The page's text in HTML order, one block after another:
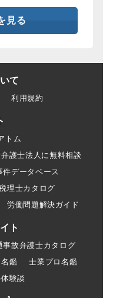
見る
て
利用規約
トム
護士法人に無料相談
件データベース
理士カタログ
労働問題解決ガイド
ト
事故弁護士カタログ
鑑
士業プロ名鑑
験談